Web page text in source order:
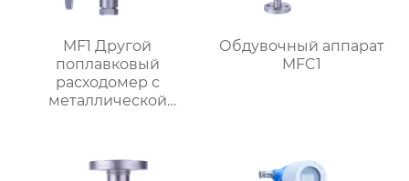
MF1 Другой
поплавковый
расходомер с
металлической
поток
Обдувочный аппарат
MFC1